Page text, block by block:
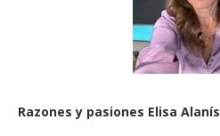
Razones y pasiones Elisa Alanís